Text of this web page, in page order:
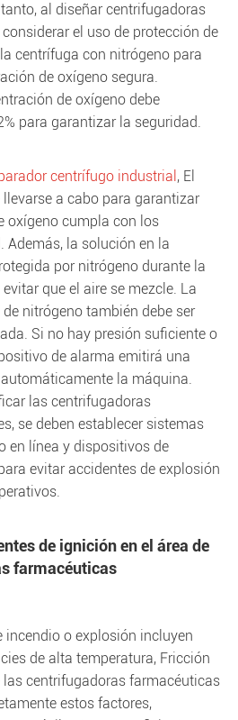
al diseñar centrifugadoras
el uso de protección de
centrífuga con nitrógeno para
de oxígeno segura.
de oxígeno debe
para garantizar la seguridad.
centrífugo industrial , El
a cabo para garantizar
oxígeno cumpla con los
Además, la solución en la
por nitrógeno durante la
que el aire se mezcle. La
nitrógeno también debe ser
Si no hay presión suficiente o
de alarma emitirá una
la máquina.
las centrifugadoras
se deben establecer sistemas
en línea y dispositivos de
evitar accidentes de explosión
de ignición en el área de
farmacéuticas
incendio o explosión incluyen
de alta temperatura, Fricción
centrifugadoras farmacéuticas
estos factores,